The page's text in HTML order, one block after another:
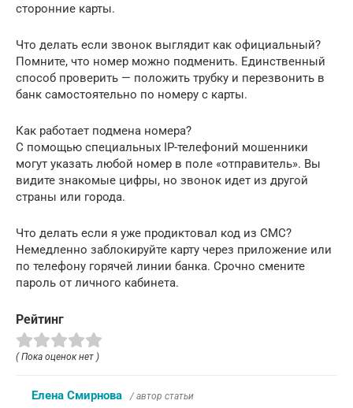
сторонние карты.
Что делать если звонок выглядит как официальный?
Помните, что номер можно подменить. Единственный
способ проверить — положить трубку и перезвонить в
банк самостоятельно по номеру с карты.
Как работает подмена номера?
С помощью специальных IP-телефоний мошенники
могут указать любой номер в поле «отправитель». Вы
видите знакомые цифры, но звонок идет из другой
страны или города.
Что делать если я уже продиктовал код из СМС?
Немедленно заблокируйте карту через приложение или
по телефону горячей линии банка. Срочно смените
пароль от личного кабинета.
Рейтинг
( Пока оценок нет )
Елена Смирнова / автор статьи